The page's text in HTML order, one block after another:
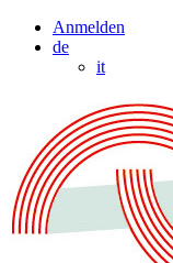
Anmelden
de
it